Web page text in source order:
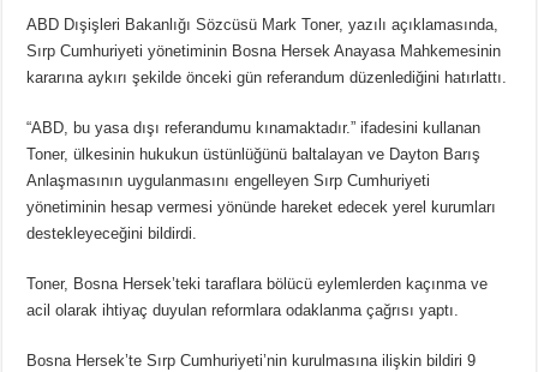
ABD Dışişleri Bakanlığı Sözcüsü Mark Toner, yazılı açıklamasında,
Sırp Cumhuriyeti yönetiminin Bosna Hersek Anayasa Mahkemesinin
kararına aykırı şekilde önceki gün referandum düzenlediğini hatırlattı.
“ABD, bu yasa dışı referandumu kınamaktadır.” ifadesini kullanan
Toner, ülkesinin hukukun üstünlüğünü baltalayan ve Dayton Barış
Anlaşmasının uygulanmasını engelleyen Sırp Cumhuriyeti
yönetiminin hesap vermesi yönünde hareket edecek yerel kurumları
destekleyeceğini bildirdi.
Toner, Bosna Hersek’teki taraflara bölücü eylemlerden kaçınma ve
acil olarak ihtiyaç duyulan reformlara odaklanma çağrısı yaptı.
Bosna Hersek’te Sırp Cumhuriyeti’nin kurulmasına ilişkin bildiri 9